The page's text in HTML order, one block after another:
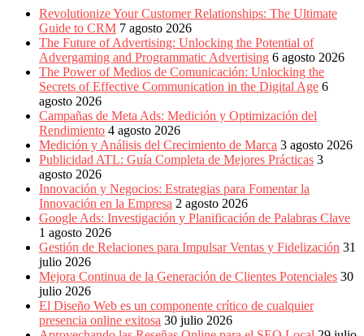
Medios,
Publicidad,
Marketing,
Campañas
Publicitarias,
Agencias,
Empresas,
Negocios,
Tendencias,
Trendings,
Dinero,
Economía,
Diseño
Móviles,
Estrategias
Digitales,
Estrategias
Publicitarias,
Alianzas,
Clientes,
Innovación,
Revolutionize Your Customer Relationships: The Ultimate
Guide to CRM 7 agosto 2026
The Future of Advertising: Unlocking the Potential of
Advergaming and Programmatic Advertising 6 agosto 2026
The Power of Medios de Comunicación: Unlocking the
Secrets of Effective Communication in the Digital Age 6
agosto 2026
Campañas de Meta Ads: Medición y Optimización del
Rendimiento 4 agosto 2026
Medición y Análisis del Crecimiento de Marca 3 agosto 2026
Publicidad ATL: Guía Completa de Mejores Prácticas 3
agosto 2026
Innovación y Negocios: Estrategias para Fomentar la
Innovación en la Empresa 2 agosto 2026
Google Ads: Investigación y Planificación de Palabras Clave
1 agosto 2026
Gestión de Relaciones para Impulsar Ventas y Fidelización 31
julio 2026
Mejora Continua de la Generación de Clientes Potenciales 30
julio 2026
El Diseño Web es un componente crítico de cualquier
presencia online exitosa 30 julio 2026